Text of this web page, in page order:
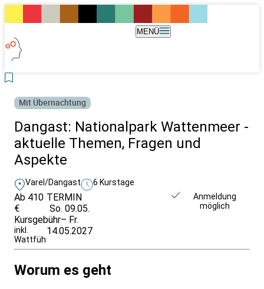
MENÜ
Mit Übernachtung
Dangast: Nationalpark Wattenmeer -
aktuelle Themen, Fragen und
Aspekte
Varel/Dangast 6 Kurstage
Ab 410
€
Kursgebühr
inkl.
Wattführung
TERMIN
So. 09.05.
– Fr.
14.05.2027
Anmeldung
möglich
Worum es geht